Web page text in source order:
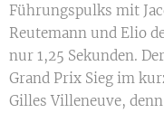
Führungspulks mit
Reutemann und Elio
nur 1,25 Sekunden.
Grand Prix Sieg im
Gilles Villeneuve,